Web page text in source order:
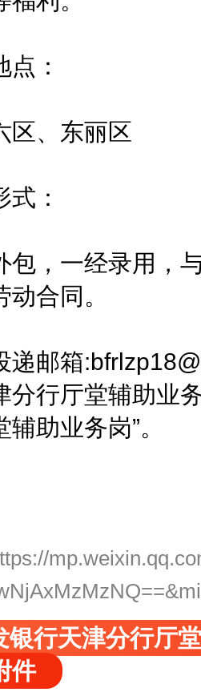
：
、东丽区
：
一经录用，与
合同。
箱
分行厅堂辅助业
助业务岗”。
银行天津分行厅
件